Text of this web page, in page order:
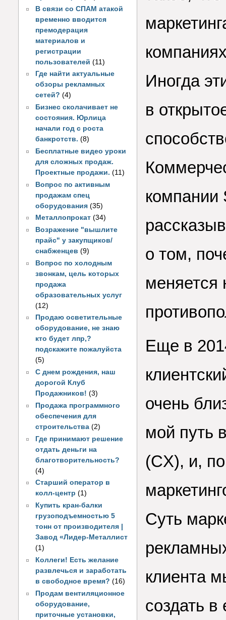
В связи со СПАМ атакой
временно вводится
премодерация
материалов и
регистрации
пользователей(11)
Где найти актуальные
обзоры рекламных
сетей? (4)
Бизнес сколачивает не
состояния. Юрлица
начали год с роста
банкротств. (8)
Бесплатные видео уроки
для сложных продаж.
Проектные продажи. (11)
Вопрос по активным
продажам спец
оборудования (35)
Металлопрокат (34)
Возражение "вышлите
прайс" у закупщиков/
снабженцев (9)
Вопрос по холодным
звонкам, цель которых
продажа
образовательных услуг
(12)
Продаю осветительные
оборудование, не знаю
кто будет лпр,?
подскажите пожалуйста
(5)
С днем рождения, наш
дорогой Клуб
Продажников! (3)
Продажа программного
обеспечения для
строительства (2)
Где принимают решение
отдать деньги на
благотворительность?
(4)
Старший оператор в
колл-центр (1)
Купить кран-балки
грузоподъемностью 5
тонн от производителя |
Завод «Лидер-Металлист
(1)
Коллеги! Есть желание
развлечься и заработать
в свободное время? (16)
Продам вентиляционное
оборудование,
приточные установки,
Иногда
в
компании
о том,
меняется
Еще в
очень
мой путь
(CX), и,
Суть
клиента
создать